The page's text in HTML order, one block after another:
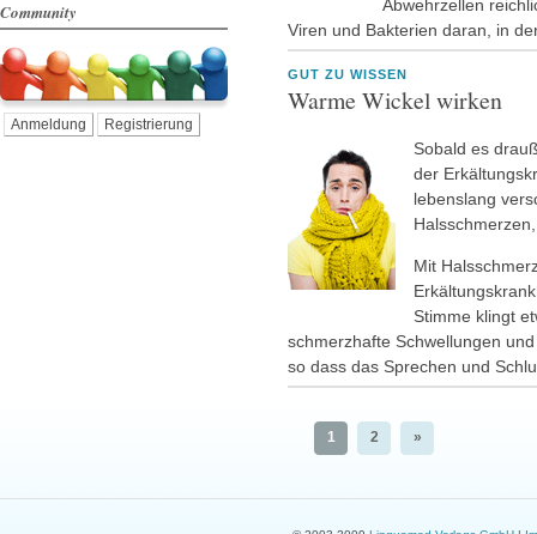
Community
Anmeldung Registrierung
Abwehrzellen
Viren und Bakterien daran, in
GUT ZU WISSEN
Warme Wickel wirken
Sobald es
der
lebenslang
Mit
Stimme klingt
schmerzhafte Schwellungen
so dass das Sprechen und
1 2 »